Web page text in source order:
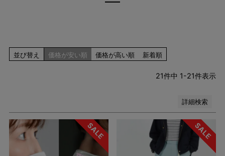
並び替え 価格が安い順 価格が高い順 新着順
21件中 1-21件表示
詳細検索
在庫なし商品を表示しない